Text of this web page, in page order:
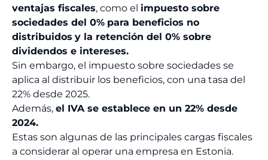
ventajas fiscales, como el impuesto sobre
sociedades del 0% para beneficios no
distribuidos y la retención del 0% sobre
dividendos e intereses.
Sin embargo, el impuesto sobre sociedades se
aplica al distribuir los beneficios, con una tasa del
22% desde 2025.
Además, el IVA se establece en un 22% desde
2024.
Estas son algunas de las principales cargas fiscales
a considerar al operar una empresa en Estonia.